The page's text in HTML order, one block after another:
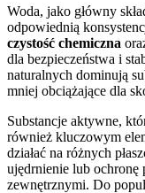
Woda, jako główny
odpowiednią
czystość chemiczna
dla bezpieczeństwa i
naturalnych dominują
mniej obciążające dla
Substancje aktywne,
również kluczowym
działać na różnych
ujędrnienie lub
zewnętrznymi. Do